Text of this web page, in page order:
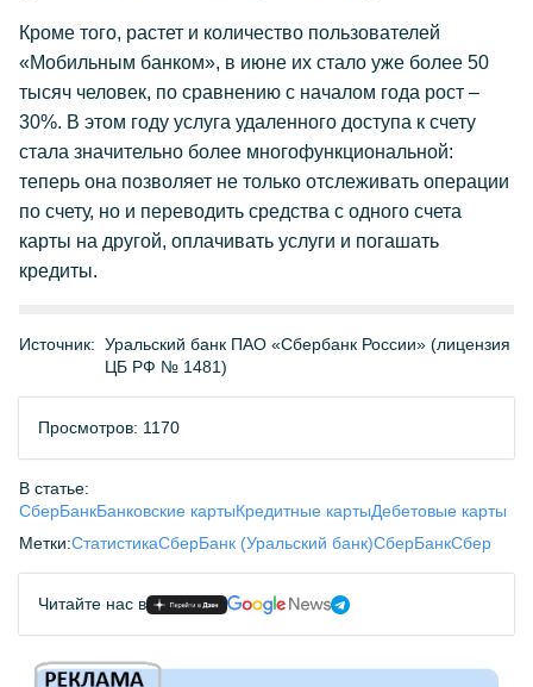
Кроме того, растет и количество пользователей
«Мобильным банком», в июне их стало уже более 50
тысяч человек, по сравнению с началом года рост –
30%. В этом году услуга удаленного доступа к счету
стала значительно более многофункциональной:
теперь она позволяет не только отслеживать операции
по счету, но и переводить средства с одного счета
карты на другой, оплачивать услуги и погашать
кредиты.
Источник: Уральский банк ПАО «Сбербанк России» (лицензия
ЦБ РФ № 1481)
Просмотров: 1170
В статье:
СберБанкБанковские картыКредитные картыДебетовые карты
Метки:СтатистикаСберБанк (Уральский банк)СберБанкСбер
Читайте нас в